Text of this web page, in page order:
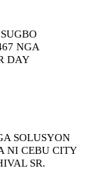
NGA
DAY
SOLUSYON
NI CEBU CITY
SR.